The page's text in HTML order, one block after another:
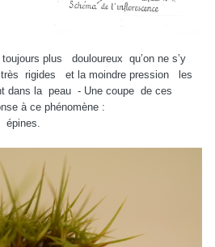
plus douloureux qu’on ne s’y
rigides et la moindre pression les
dans la peau - Une coupe de ces
à ce phénomène :